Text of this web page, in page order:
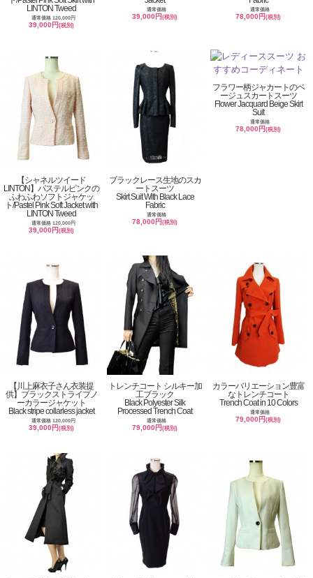
LINTON Tweed
通常価格 120,000円
39,000円(税別)
通常価格
39,000円(税別)
通常価格
78,000円(税別)
【シャネルツイード
LINTON】パステルピンクの
ふわふわソフトジャケッ
ト/Pastel Pink Soft Jacket with
LINTON Tweed
通常価格 120,000円
39,000円(税別)
ブラックレース生地のスカ
ートスーツ
Skirt Suit With Black Lace
Fabric
通常価格
78,000円(税別)
フラワー柄ジャカートのベ
ージュスカートスーツ
Flower Jacquard Beige Skirt
Suit
通常価格
78,000円(税別)
【川上麻衣子さん衣装提
供】ブラックストライプノ
ーカラージャケット
Black stripe collarless jacket
通常価格 120,000円
39,000円(税別)
トレンチコート シルキー加
工ブラック
Black Polyester Silk
Processed Trench Coat
通常価格
79,000円(税別)
カラーバリエーション豊富
なトレンチコート
Trench Coat in 10 Colors
通常価格
79,000円(税別)